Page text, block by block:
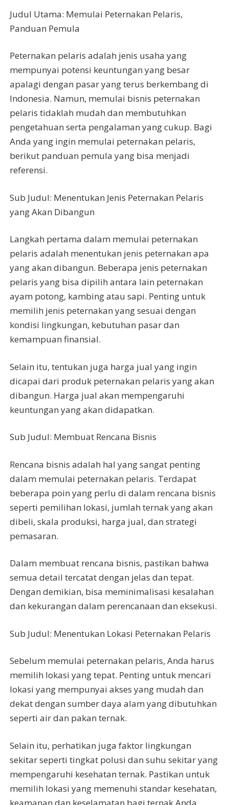
Judul Utama: Memulai Peternakan Pelaris,
Panduan Pemula
Peternakan pelaris adalah jenis usaha yang
mempunyai potensi keuntungan yang besar
apalagi dengan pasar yang terus berkembang di
Indonesia. Namun, memulai bisnis peternakan
pelaris tidaklah mudah dan membutuhkan
pengetahuan serta pengalaman yang cukup. Bagi
Anda yang ingin memulai peternakan pelaris,
berikut panduan pemula yang bisa menjadi
referensi.
Sub Judul: Menentukan Jenis Peternakan Pelaris
yang Akan Dibangun
Langkah pertama dalam memulai peternakan
pelaris adalah menentukan jenis peternakan apa
yang akan dibangun. Beberapa jenis peternakan
pelaris yang bisa dipilih antara lain peternakan
ayam potong, kambing atau sapi. Penting untuk
memilih jenis peternakan yang sesuai dengan
kondisi lingkungan, kebutuhan pasar dan
kemampuan finansial.
Selain itu, tentukan juga harga jual yang ingin
dicapai dari produk peternakan pelaris yang akan
dibangun. Harga jual akan mempengaruhi
keuntungan yang akan didapatkan.
Sub Judul: Membuat Rencana Bisnis
Rencana bisnis adalah hal yang sangat penting
dalam memulai peternakan pelaris. Terdapat
beberapa poin yang perlu di dalam rencana bisnis
seperti pemilihan lokasi, jumlah ternak yang akan
dibeli, skala produksi, harga jual, dan strategi
pemasaran.
Dalam membuat rencana bisnis, pastikan bahwa
semua detail tercatat dengan jelas dan tepat.
Dengan demikian, bisa meminimalisasi kesalahan
dan kekurangan dalam perencanaan dan eksekusi.
Sub Judul: Menentukan Lokasi Peternakan Pelaris
Sebelum memulai peternakan pelaris, Anda harus
memilih lokasi yang tepat. Penting untuk mencari
lokasi yang mempunyai akses yang mudah dan
dekat dengan sumber daya alam yang dibutuhkan
seperti air dan pakan ternak.
Selain itu, perhatikan juga faktor lingkungan
sekitar seperti tingkat polusi dan suhu sekitar yang
mempengaruhi kesehatan ternak. Pastikan untuk
memilih lokasi yang memenuhi standar kesehatan,
keamanan dan keselamatan bagi ternak Anda.